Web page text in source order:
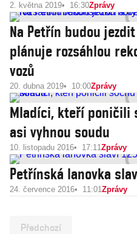
2. května 2019 16:30Zprávy
Na Petřín budou
plánuje rozsáhlou
vozů
20. dubna 2019 10:00Zprávy
Mladíci, kteří poničili
asi vyhnou soudu
10. listopadu 2016 17:11Zprávy
Petřínská lanovka
24. července 2016 11:01Zprávy
Předchozí